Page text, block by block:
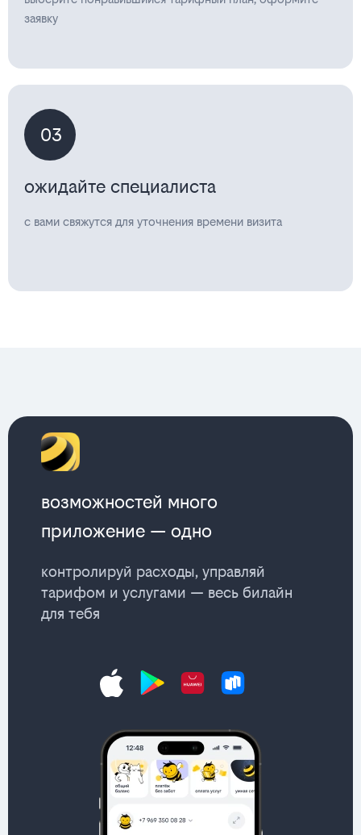
заявку
03
ожидайте специалиста
с вами свяжутся для уточнения времени визита
возможностей много
приложение — одно
контролируй расходы, управляй
тарифом и услугами — весь билайн
для тебя